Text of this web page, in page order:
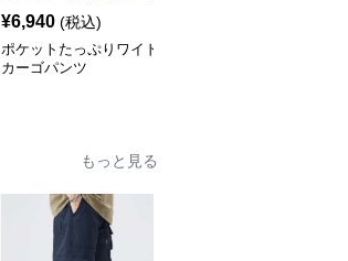
¥6,940 (税込)
ポケットたっぷりワイド
カーゴパンツ
もっと見る